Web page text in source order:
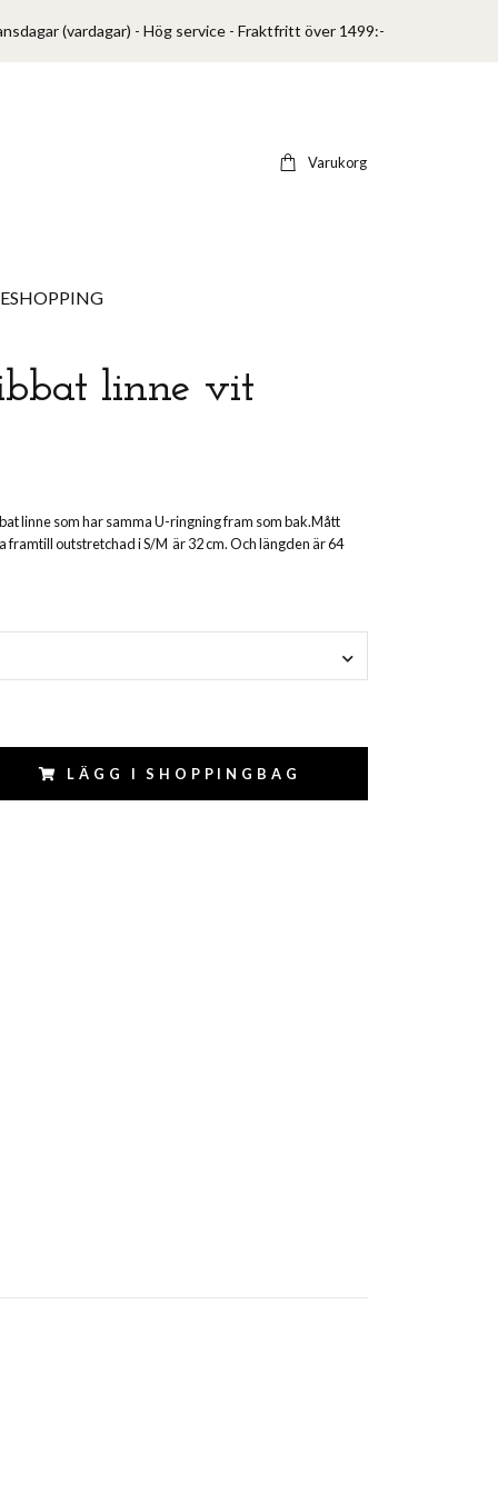
(vardagar) - Hög service - Fraktfritt över 1499:-
Varukorg
linne vit
linne som har samma U-ringning fram som bak.Mått
framtill outstretchad i S/M är 32 cm. Och längden är 64
LÄGG I SHOPPINGBAG